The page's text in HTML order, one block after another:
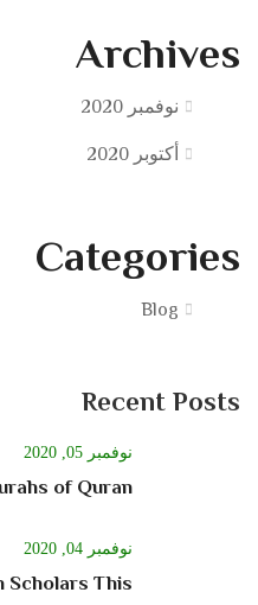
Archives
نوفمبر 2020
أكتوبر 2020
Categories
Blog
Recent Posts
نوفمبر 05, 2020
of Quran...
نوفمبر 04, 2020
This...